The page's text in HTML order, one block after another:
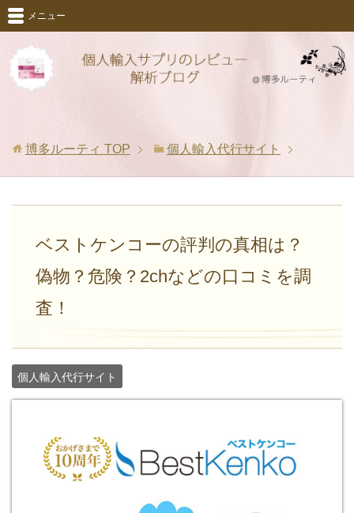
メニュー
博多ルーティ TOP 個人輸入代行サイト
ベストケンコーの評判の真相は？
偽物？危険？2chなどの口コミを調
査！
個人輸入代行サイト